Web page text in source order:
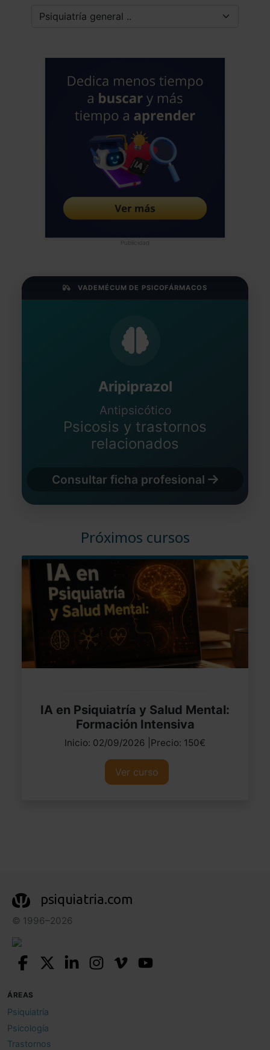
Publicidad
VADEMÉCUM DE PSICOFÁRMACOS
Aripiprazol
Antipsicótico
Psicosis y trastornos
relacionados
Consultar ficha profesional
Próximos cursos
IA en Psiquiatría y Salud Mental:
Formación Intensiva
Inicio: 02/09/2026 |Precio: 150€
Ver curso
psiquiatria.com
© 1996–2026
ÁREAS
Psiquiatría
Psicología
Trastornos